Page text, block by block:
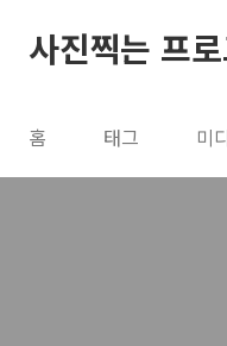
사진찍는 프
홈 태그 미